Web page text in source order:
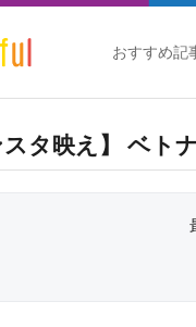
おすすめ記
スタ映え】 ベ